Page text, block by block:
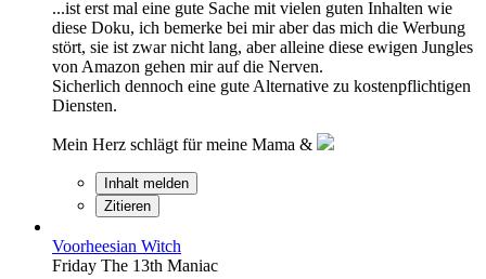
...ist erst mal eine gute Sache mit vielen guten Inhalten wie
diese Doku, ich bemerke bei mir aber das mich die Werbung
stört, sie ist zwar nicht lang, aber alleine diese ewigen Jungles
von Amazon gehen mir auf die Nerven.
Sicherlich dennoch eine gute Alternative zu kostenpflichtigen
Diensten.
Mein Herz schlägt für meine Mama &
Inhalt melden
Zitieren
Voorheesian Witch
Friday The 13th Maniac